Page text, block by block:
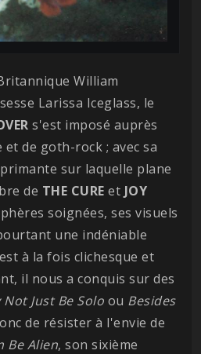
William
Larissa Iceglass, le
s'est imposé auprès
et de goth-rock ; avec sa
sur laquelle plane
de THE CURE et JOY
soignées, ses visuels
une indéniable
à la fois clichesque et
il nous a conquis sur des
Not Just Be Solo ou Besides
de résister à l'envie de
Be Alien, son sixième